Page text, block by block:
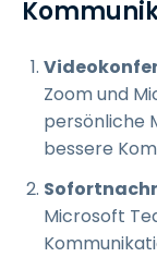
Zoom und
persönliche
bessere
Microsoft